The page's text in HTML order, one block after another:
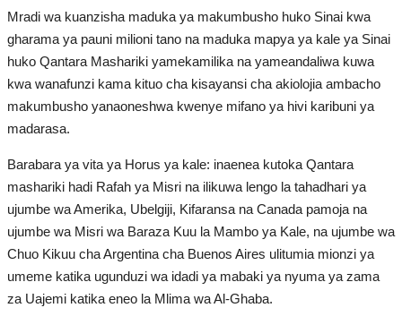
Mradi wa kuanzisha maduka ya makumbusho huko Sinai kwa
gharama ya pauni milioni tano na maduka mapya ya kale ya Sinai
huko Qantara Mashariki yamekamilika na yameandaliwa kuwa
kwa wanafunzi kama kituo cha kisayansi cha akiolojia ambacho
makumbusho yanaoneshwa kwenye mifano ya hivi karibuni ya
madarasa.
Barabara ya vita ya Horus ya kale: inaenea kutoka Qantara
mashariki hadi Rafah ya Misri na ilikuwa lengo la tahadhari ya
ujumbe wa Amerika, Ubelgiji, Kifaransa na Canada pamoja na
ujumbe wa Misri wa Baraza Kuu la Mambo ya Kale, na ujumbe wa
Chuo Kikuu cha Argentina cha Buenos Aires ulitumia mionzi ya
umeme katika ugunduzi wa idadi ya mabaki ya nyuma ya zama
za Uajemi katika eneo la Mlima wa Al-Ghaba.